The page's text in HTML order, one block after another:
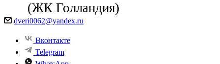
(ЖК Голландия)
dveri0062@yandex.ru
Вконтакте
Telegram